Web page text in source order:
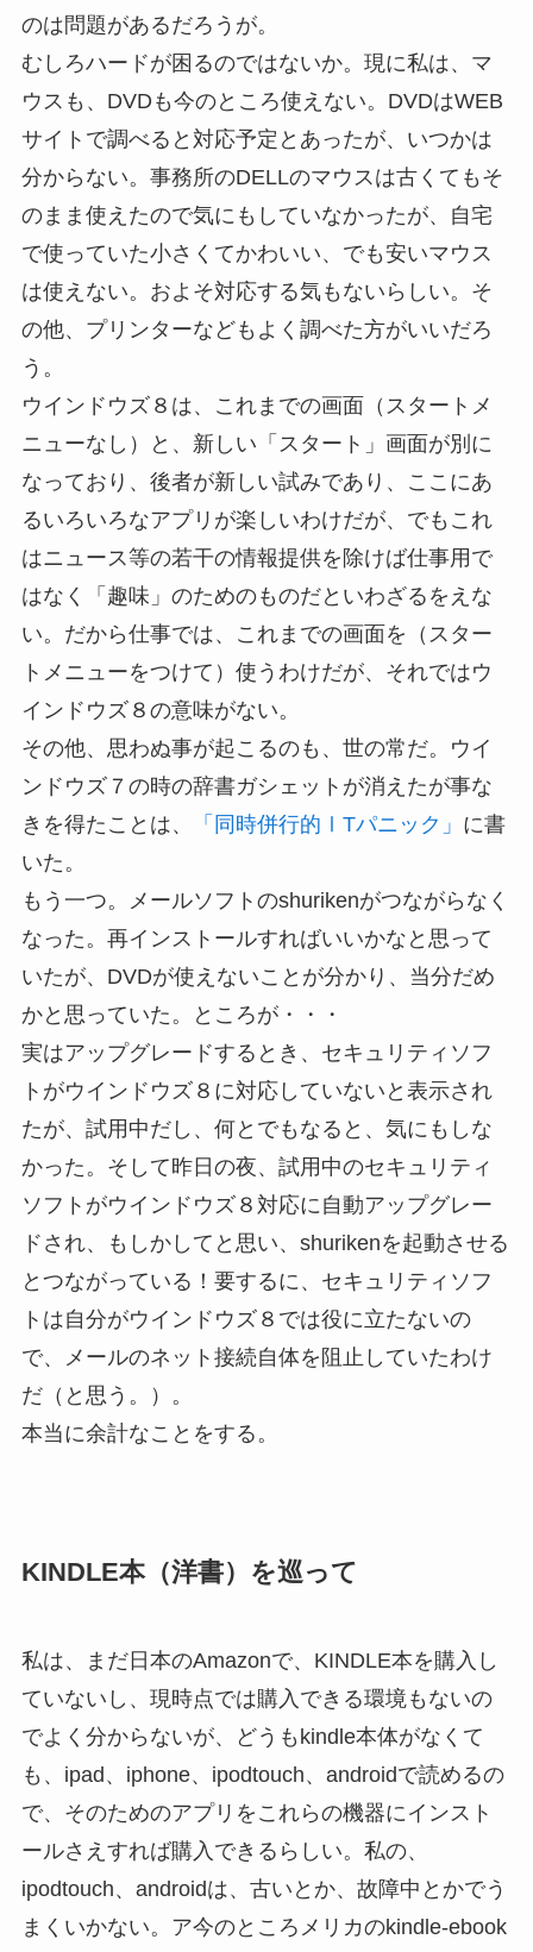
のは問題があるだろうが。
むしろハードが困るのではないか。現に私は、マ
ウスも、DVDも今のところ使えない。DVDはWEB
サイトで調べると対応予定とあったが、いつかは
分からない。事務所のDELLのマウスは古くてもそ
のまま使えたので気にもしていなかったが、自宅
で使っていた小さくてかわいい、でも安いマウス
は使えない。およそ対応する気もないらしい。そ
の他、プリンターなどもよく調べた方がいいだろ
う。
ウインドウズ８は、これまでの画面（スタートメ
ニューなし）と、新しい「スタート」画面が別に
なっており、後者が新しい試みであり、ここにあ
るいろいろなアプリが楽しいわけだが、でもこれ
はニュース等の若干の情報提供を除けば仕事用で
はなく「趣味」のためのものだといわざるをえな
い。だから仕事では、これまでの画面を（スター
トメニューをつけて）使うわけだが、それではウ
インドウズ８の意味がない。
その他、思わぬ事が起こるのも、世の常だ。ウイ
ンドウズ７の時の辞書ガシェットが消えたが事な
きを得たことは、
「同時併行的ⅠTパニック」 に書
いた。
もう一つ。メールソフトのshurikenがつながらなく
なった。再インストールすればいいかなと思って
いたが、DVDが使えないことが分かり、当分だめ
かと思っていた。ところが・・・
実はアップグレードするとき、セキュリティソフ
トがウインドウズ８に対応していないと表示され
たが、試用中だし、何とでもなると、気にもしな
かった。そして昨日の夜、試用中のセキュリティ
ソフトがウインドウズ８対応に自動アップグレー
ドされ、もしかしてと思い、shurikenを起動させる
とつながっている！要するに、セキュリティソフ
トは自分がウインドウズ８では役に立たないの
で、メールのネット接続自体を阻止していたわけ
だ（と思う。）。
本当に余計なことをする。
KINDLE本（洋書）を巡って
私は、まだ日本のAmazonで、KINDLE本を購入し
ていないし、現時点では購入できる環境もないの
でよく分からないが、どうもkindle本体がなくて
も、ipad、iphone、ipodtouch、androidで読めるの
で、そのためのアプリをこれらの機器にインスト
ールさえすれば購入できるらしい。私の、
ipodtouch、androidは、古いとか、故障中とかでう
まくいかない。ア今のところメリカのkindle-ebook